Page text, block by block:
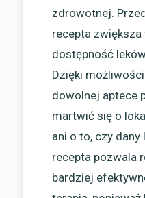
zdrowotnej.
recepta zwiększa
dostępność
Dzięki
dowolnej aptece
martwić się o
ani o to, czy dany
recepta pozwala
bardziej